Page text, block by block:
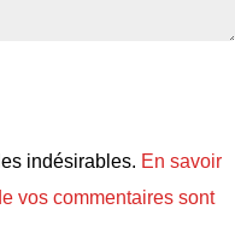
indésirables. En savoir
vos commentaires sont